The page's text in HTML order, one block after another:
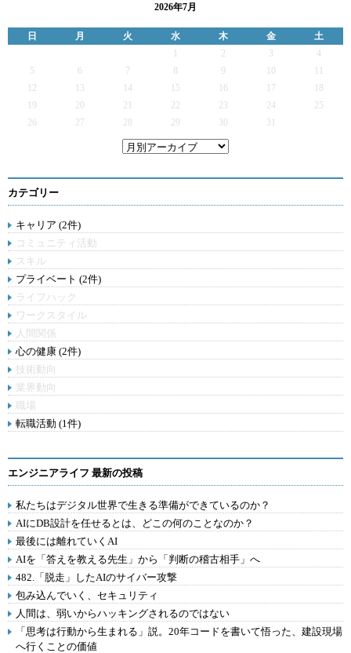
2026年7月
日 月 火 水 木 金
土
2 3
4
5
6 7 9
12
13 14 15 16 17
19
20 21 22 23 24
25
26
27 28 29 30 31
カテゴリー
キャリア (2件)
コミュニティ活動
スキル
プライベート (2件)
ライフハック
ワークスタイル
人間関係
心の健康 (2件)
技術動向
業界動向
職場
転職活動 (1件)
エンジニアライフ 最新の投稿
私たちはデジタル世界で生きる準備ができているのか？
AIにDB設計を任せるとは、どこの何のことなのか？
最後には離れていくAI
AIを「答えを教える先生」から「判断の稽古相手」へ
482.「脱走」したAIのサイバー攻撃
包み込んでいく、セキュリティ
人間は、弱いからハッキングされるのではない
「思考は行動から生まれる」説。20年コードを書いて悟った、建設現場
へ行くことの価値